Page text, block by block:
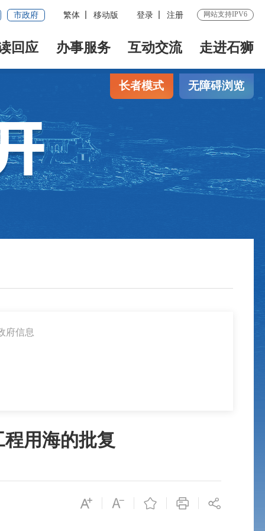
市政府 繁体 移动版 登录 注册 网站支持IPV6
回应 办事服务 互动交流 走进石狮
长者模式 无障碍浏览
府信息
用海的批复